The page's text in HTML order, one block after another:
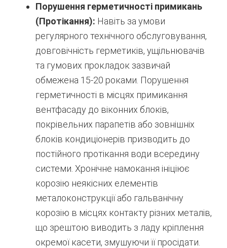
Порушення герметичності примикань
(Протікання): Навіть за умови
регулярного технічного обслуговування,
довговічність герметиків, ущільнювачів
та гумових прокладок зазвичай
обмежена 15-20 роками. Порушення
герметичності в місцях примикання
вентфасаду до віконних блоків,
покрівельних парапетів або зовнішніх
блоків кондиціонерів призводить до
постійного протікання води всередину
системи. Хронічне намокання ініціює
корозію неякісних елементів
металоконструкції або гальванічну
корозію в місцях контакту різних металів,
що зрештою виводить з ладу кріплення
окремої касети, змушуючи її просідати.